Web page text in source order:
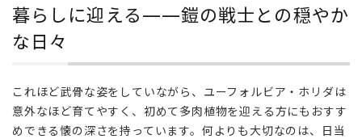
り、
あな
たを
てい
ます
暮らしに迎える——鎧の戦士との穏やか
な日々
これほど武骨な姿をしていながら、ユーフォルビア・ホリダは
意外なほど育てやすく、初めて多肉植物を迎える方にもおすす
めできる懐の深さを持っています。何よりも大切なのは、日当